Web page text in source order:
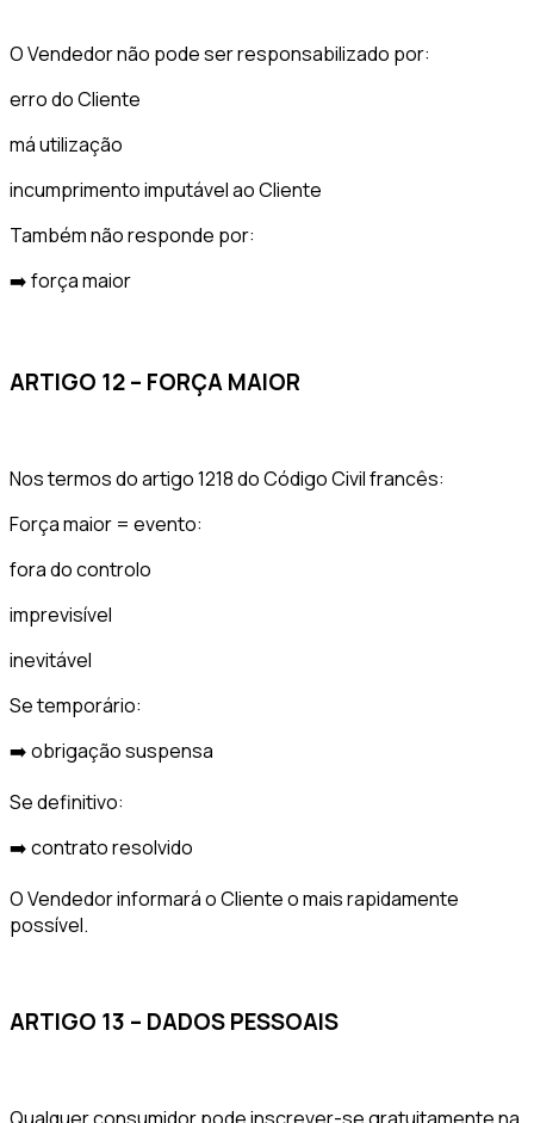
O Vendedor não pode ser responsabilizado por:
erro do Cliente
má utilização
incumprimento imputável ao Cliente
Também não responde por:
➡️ força maior
ARTIGO 12 – FORÇA MAIOR
Nos termos do artigo 1218 do Código Civil francês:
Força maior = evento:
fora do controlo
imprevisível
inevitável
Se temporário:
➡️ obrigação suspensa
Se definitivo:
➡️ contrato resolvido
O Vendedor informará o Cliente o mais rapidamente
possível.
ARTIGO 13 – DADOS PESSOAIS
Qualquer consumidor pode inscrever-se gratuitamente na